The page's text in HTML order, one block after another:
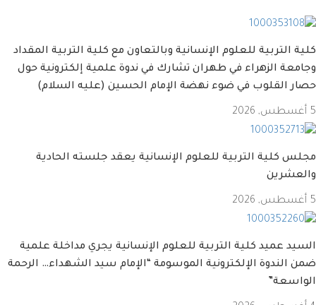
للعلوم الإنسانية وبالتعاون مع كلية التربية المقداد
الزهراء في طهران تشارك في ندوة علمية إلكترونية حول
القلوب في ضوء نهضة الإمام الحسين (عليه السلام)
كلية التربية للعلوم الإنسانية يعقد جلسته الحادية
عميد كلية التربية للعلوم الإنسانية يجري مداخلة علمية
الإلكترونية الموسومة “الإمام سيد الشهداء… الرحمة